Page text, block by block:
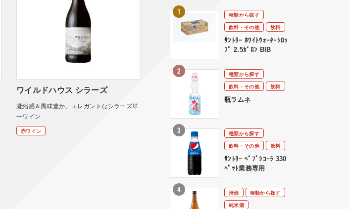
ワイルドハウス シラーズ
凝縮感＆風味豊か、エレガントなシラーズ単
一ワイン
赤ワイン
種類から探す
飲料・その他
飲料
ｻﾝﾄﾘｰ ﾎﾜｲﾄｳｫｰﾀｰｼﾛｯ
ﾌﾟ 2.5ｶﾞﾛﾝ BIB
種類から探す
飲料・その他
飲料
瓶ラムネ
種類から探す
飲料・その他
飲料
ｻﾝﾄﾘｰ ﾍﾟﾌﾟｼｺｰﾗ 330
ﾍﾟｯﾄ業務専用
清酒
種類から探す
純米酒